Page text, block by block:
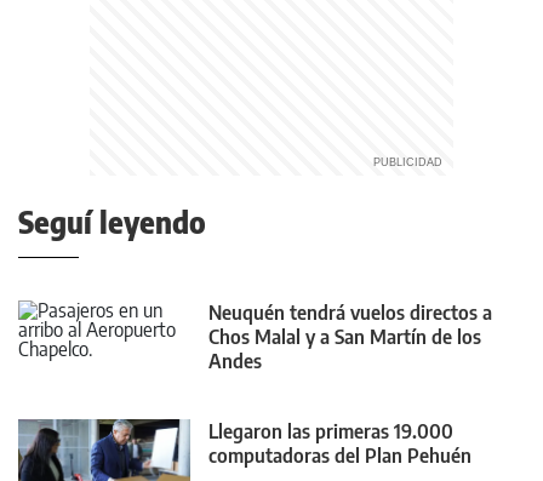
Seguí leyendo
Neuquén tendrá vuelos directos a
Chos Malal y a San Martín de los
Andes
Llegaron las primeras 19.000
computadoras del Plan Pehuén